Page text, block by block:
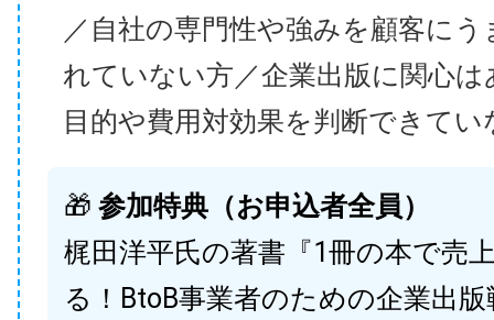
／自社の専門性や強みを顧客に
れていない方／企業出版に関心
目的や費用対効果を判断できてい
🎁 参加特典（お申込者全員）
梶田洋平氏の著書『1冊の本で売
る！BtoB事業者のための企業出